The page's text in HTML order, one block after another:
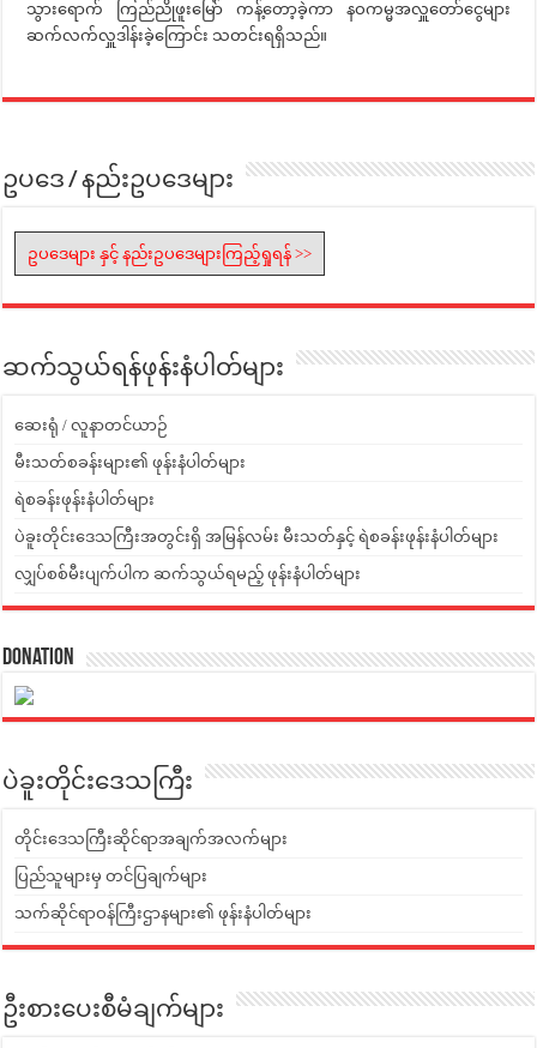
သွားရောက် ကြည်ညိုဖူးမြော် ကန့်တော့ခဲ့ကာ နဝကမ္မအလှူတော်ငွေများ
ဆက်လက်လှူဒါန်းခဲ့ကြောင်း သတင်းရရှိသည်။
ဥပဒေ / နည်းဥပဒေများ
ဥပဒေများ နှင့် နည်းဥပဒေများကြည့်ရှုရန် >>
ဆက်သွယ်ရန်ဖုန်းနံပါတ်များ
ဆေးရုံ / လူနာတင်ယာဉ်
မီးသတ်စခန်းများ၏ ဖုန်းနံပါတ်များ
ရဲစခန်းဖုန်းနံပါတ်များ
ပဲခူးတိုင်းဒေသကြီးအတွင်းရှိ အမြန်လမ်း မီးသတ်နှင့် ရဲစခန်းဖုန်းနံပါတ်များ
လျှပ်စစ်မီးပျက်ပါက ဆက်သွယ်ရမည့် ဖုန်းနံပါတ်များ
Donation
ပဲခူးတိုင်းဒေသကြီး
တိုင်းဒေသကြီးဆိုင်ရာအချက်အလက်များ
ပြည်သူများမှ တင်ပြချက်များ
သက်ဆိုင်ရာဝန်ကြီးဌာနများ၏ ဖုန်းနံပါတ်များ
ဦးစားပေးစီမံချက်များ